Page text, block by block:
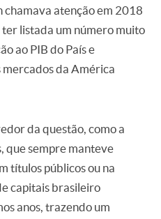
chamava atenção em 2018
listada um número muito
ao PIB do País e
da América
da questão, como a
que sempre manteve
títulos públicos ou na
capitais brasileiro
anos, trazendo um